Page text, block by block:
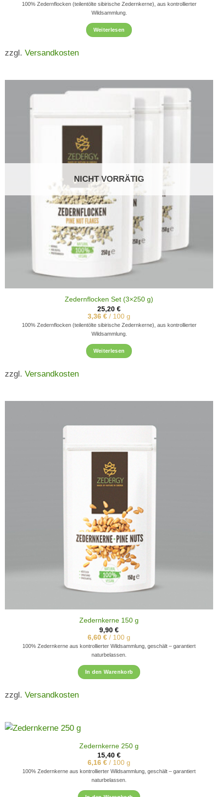
100% Zedernflocken (teilentölte sibirische Zedernkerne), aus kontrollierter
Wildsammlung.
Weiterlesen
zzgl. Versandkosten
NICHT VORRÄTIG
Zedernflocken Set (3×250 g)
25,20 €
3,36 € / 100 g
100% Zedernflocken (teilentölte sibirische Zedernkerne), aus kontrollierter
Wildsammlung.
Weiterlesen
zzgl. Versandkosten
Zedernkerne 150 g
9,90 €
6,60 € / 100 g
100% Zedernkerne aus kontrollierter Wildsammlung, geschält – garantiert
naturbelassen.
In den Warenkorb
zzgl. Versandkosten
Zedernkerne 250 g
15,40 €
6,16 € / 100 g
100% Zedernkerne aus kontrollierter Wildsammlung, geschält – garantiert
naturbelassen.